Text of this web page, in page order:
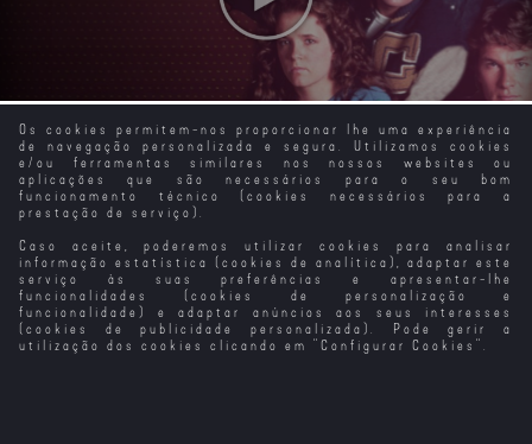
Os cookies permitem-nos proporcionar lhe uma experiência
de navegação personalizada e segura. Utilizamos cookies
e/ou ferramentas similares nos nossos websites ou
aplicações que são necessários para o seu bom
funcionamento técnico (cookies necessários para a
prestação de serviço).
Caso aceite, poderemos utilizar cookies para analisar
informação estatística (cookies de analítica), adaptar este
serviço às suas preferências e apresentar-lhe
funcionalidades (cookies de personalização e
funcionalidade) e adaptar anúncios aos seus interesses
(cookies de publicidade personalizada). Pode gerir a
utilização dos cookies clicando em " Configurar Cookies ".
Partilhar